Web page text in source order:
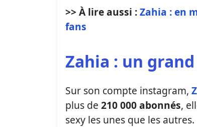
>> À lire aussi :Zahia : en
fans
Zahia : un
Sur son compte instagram,
plus de 210 000 abonnés,
sexy les unes que les